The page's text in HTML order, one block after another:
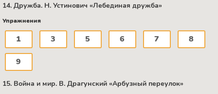
14. Дружба. Н. Устинович «Лебединая дружба»
Упражнения
1 3 5 6 7 8
9
15. Война и мир. В. Драгунский «Арбузный переулок»